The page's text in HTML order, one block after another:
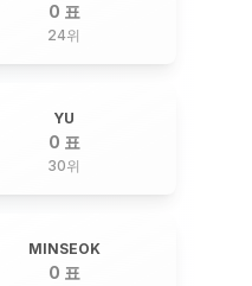
0 표
24위
YU
0 표
30위
MINSEOK
0 표